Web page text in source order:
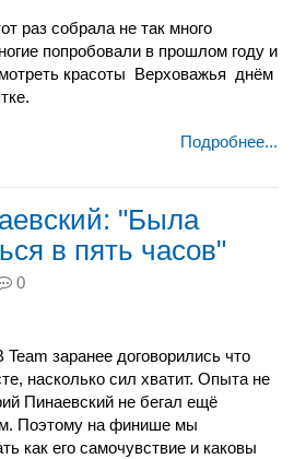
раз собрала не так много
попробовали в прошлом году и
красоты Верховажья днём
Подробнее...
"Была
в пять часов"
0
заранее договорились что
насколько сил хватит. Опыта не
Пинаевский не бегал ещё
Поэтому на финише мы
как его самочувствие и каковы